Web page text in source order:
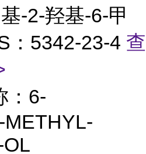
-2-羟基-6-甲
：5342-23-4 查
：6-
METHYL-